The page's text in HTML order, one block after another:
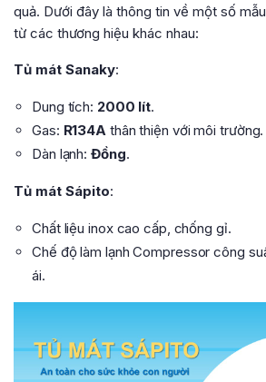
quả. Dưới đây là thông tin về một số
từ các thương hiệu khác nhau:
Tủ mát Sanaky:
Dung tích: 2000 lít.
Gas: R134A thân thiện với môi trường.
Dàn lạnh: Đồng.
Tủ mát Sápito:
Chất liệu inox cao cấp, chống gỉ.
Chế độ làm lạnh Compressor công
ái.